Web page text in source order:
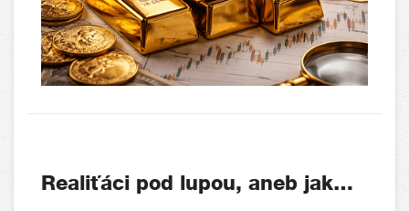
Realiťáci pod lupou, aneb jak…